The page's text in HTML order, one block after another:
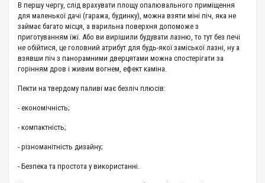
В першу чергу, слід врахувати площу опалювального приміщення
для маленької дачі (гаража, будинку), можна взяти міні піч, яка не
займає багато місця, а варильна поверхня допоможе з
приготуванням їжі. Або ви вирішили будувати лазню, то тут без печі
не обійтися, це головний атрибут для будь-якої заміської лазні, ну а
взявши піч з панорамними дверцятами можна спостерігати за
горінням дров і живим вогнем, ефект каміна.
Пекти на твердому паливі має безліч плюсів:
- економічність;
- компактність;
- різноманітність дизайну;
- Безпека та простота у використанні.